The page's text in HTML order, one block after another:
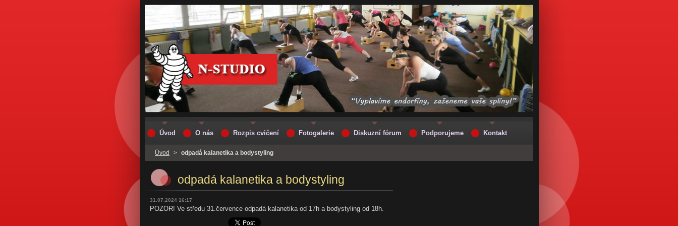
Úvod > odpadá kalanetika a bodystyling
odpadá kalanetika a bodystyling
31.07.2024 16:17
POZOR! Ve středu 31.července odpadá kalanetika od 17h a bodystyling od 18h.
Úvod O nás Rozpis cvičení Fotogalerie Diskuzní fórum Podporujeme Kontakt